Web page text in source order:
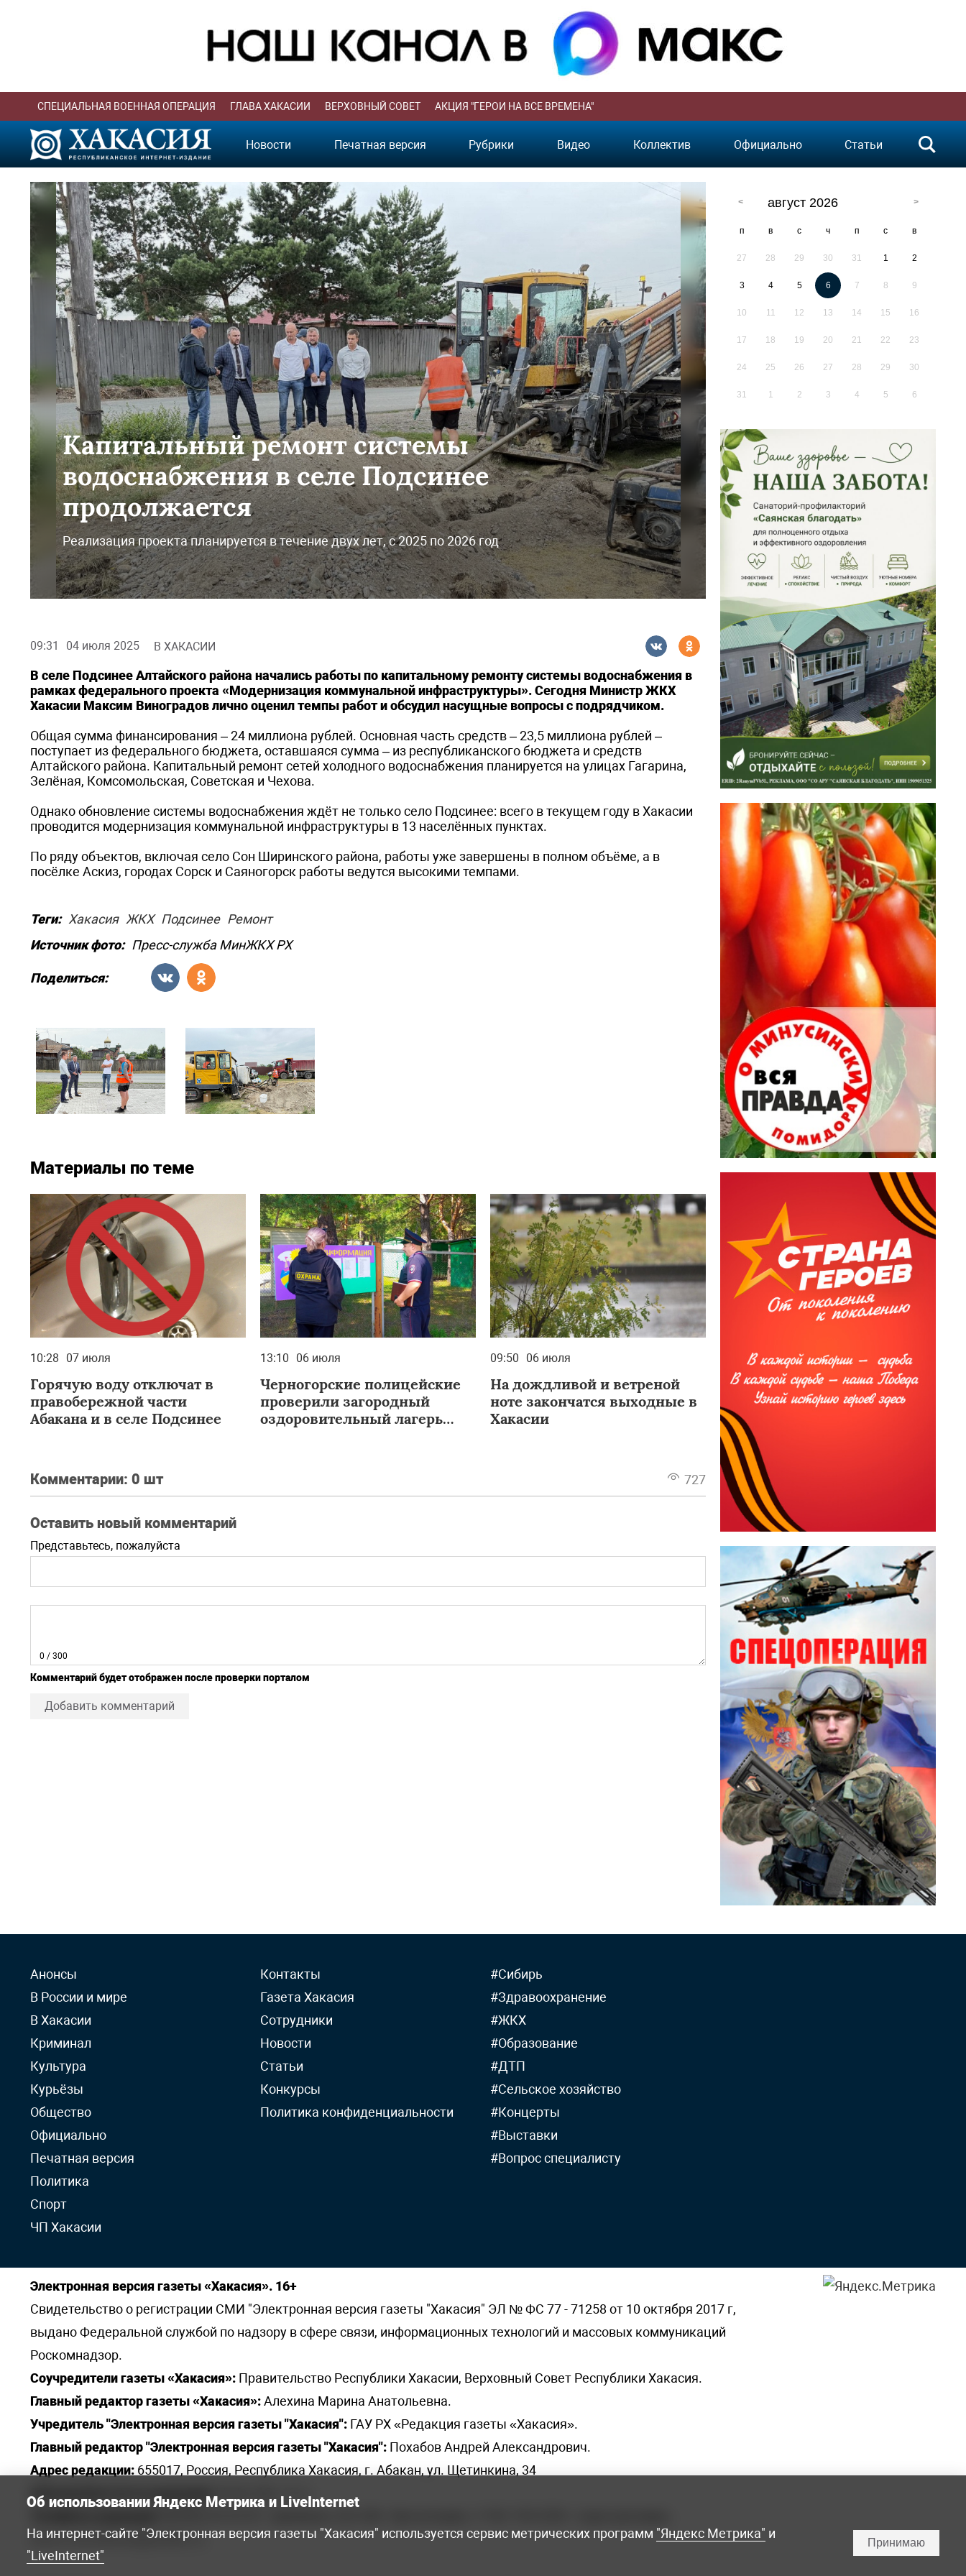
СПЕЦИАЛЬНАЯ ВОЕННАЯ ОПЕРАЦИЯ ГЛАВА ХАКАСИИ ВЕРХОВНЫЙ СОВЕТ АКЦИЯ "ГЕРОИ НА ВСЕ ВРЕМЕНА"
Новости Печатная версия Рубрики Видео Коллектив Официально Статьи
Капитальный ремонт системы
водоснабжения в селе Подсинее
продолжается
Реализация проекта планируется в течение двух лет, с 2025 по 2026 год
09:31 04 июля 2025 В ХАКАСИИ
В селе Подсинее Алтайского района начались работы по капитальному ремонту системы водоснабжения в
рамках федерального проекта «Модернизация коммунальной инфраструктуры». Сегодня Министр ЖКХ
Хакасии Максим Виноградов лично оценил темпы работ и обсудил насущные вопросы с подрядчиком.
Общая сумма финансирования – 24 миллиона рублей. Основная часть средств – 23,5 миллиона рублей –
поступает из федерального бюджета, оставшаяся сумма – из республиканского бюджета и средств
Алтайского района. Капитальный ремонт сетей холодного водоснабжения планируется на улицах Гагарина,
Зелёная, Комсомольская, Советская и Чехова.
Однако обновление системы водоснабжения ждёт не только село Подсинее: всего в текущем году в Хакасии
проводится модернизация коммунальной инфраструктуры в 13 населённых пунктах.
По ряду объектов, включая село Сон Ширинского района, работы уже завершены в полном объёме, а в
посёлке Аскиз, городах Сорск и Саяногорск работы ведутся высокими темпами.
Теги: Хакасия ЖКХ Подсинее Ремонт
Источник фото: Пресс-служба МинЖКХ РХ
Поделиться:
Материалы по теме
10:28 07 июля
Горячую воду отключат в
правобережной части
Абакана и в селе Подсинее
13:10 06 июля
Черногорские полицейские
проверили загородный
оздоровительный лагерь
09:50 06 июля
На дождливой и ветреной
ноте закончатся выходные в
Хакасии
Комментарии: 0 шт 727
Оставить новый комментарий
Представьтесь, пожалуйста
0 / 300
Комментарий будет отображен после проверки порталом
Добавить комментарий
август 2026
п в с ч п с в
27 28 29 30 31 1 2
3 4 5 6 7 8 9
10 11 12 13 14 15 16
17 18 19 20 21 22 23
24 25 26 27 28 29 30
31 1 2 3 4 5 6
Анонсы
В России и мире
В Хакасии
Криминал
Культура
Курьёзы
Общество
Официально
Печатная версия
Политика
Спорт
ЧП Хакасии
Контакты
Газета Хакасия
Сотрудники
Новости
Статьи
Конкурсы
Политика конфиденциальности
#Сибирь
#Здравоохранение
#ЖКХ
#Образование
#ДТП
#Сельское хозяйство
#Концерты
#Выставки
#Вопрос специалисту
Электронная версия газеты «Хакасия». 16+
Свидетельство о регистрации СМИ "Электронная версия газеты "Хакасия" ЭЛ № ФС 77 - 71258 от 10 октября 2017 г,
выдано Федеральной службой по надзору в сфере связи, информационных технологий и массовых коммуникаций
Роскомнадзор.
Соучредители газеты «Хакасия»: Правительство Республики Хакасии, Верховный Совет Республики Хакасия.
Главный редактор газеты «Хакасия»:Алехина Марина Анатольевна.
Учредитель "Электронная версия газеты "Хакасия": ГАУ РХ «Редакция газеты «Хакасия».
Главный редактор "Электронная версия газеты "Хакасия": Похабов Андрей Александрович.
Адрес редакции: 655017, Россия, Республика Хакасия, г. Абакан, ул. Щетинкина, 34
Электронная почта редакции: khakred@r-19.ru
elena.s.korotkowa@yandex.ru.
Об использовании Яндекс Метрика и LiveInternet
На интернет-сайте "Электронная версия газеты "Хакасия" используется сервис метрических программ "Яндекс Метрика" и
"LiveInternet"
Принимаю